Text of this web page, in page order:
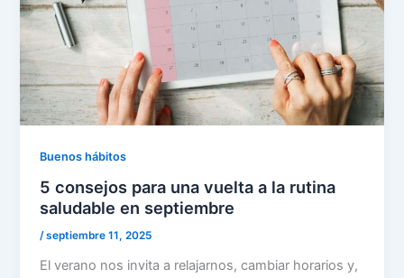
Buenos hábitos
5 consejos para una vuelta a la rutina
saludable en septiembre
/septiembre 11, 2025
El verano nos invita a relajarnos, cambiar horarios y,